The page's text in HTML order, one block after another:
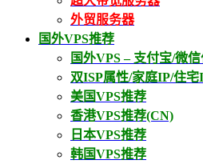
外贸服务器
国外VPS推荐
国外VPS – 支付宝/微
双ISP属性/家庭IP/住
美国VPS推荐
香港VPS推荐(CN)
日本VPS推荐
韩国VPS推荐